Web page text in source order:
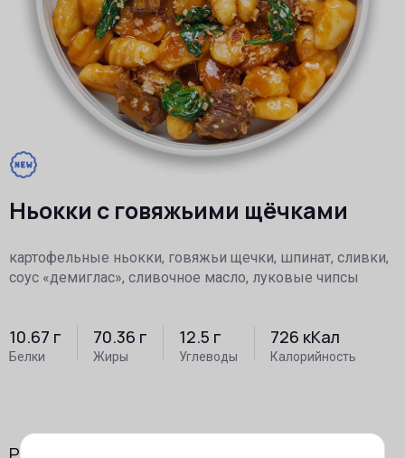
Ньокки с говяжьими щёчками
картофельные ньокки, говяжьи щечки, шпинат, сливки,
соус «демиглас», сливочное масло, луковые чипсы
10.67 г
Белки
70.36 г
Жиры
12.5 г
Углеводы
726 кКал
Калорийность